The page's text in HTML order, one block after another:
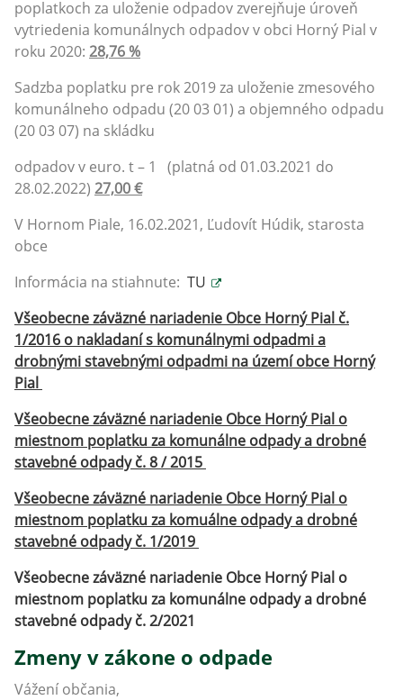
poplatkoch za uloženie odpadov zverejňuje úroveň
vytriedenia komunálnych odpadov v obci Horný Pial v
roku 2020: 28,76 %
Sadzba poplatku pre rok 2019 za uloženie zmesového
komunálneho odpadu (20 03 01) a objemného odpadu
(20 03 07) na skládku
odpadov v euro. t – 1 (platná od 01.03.2021 do
28.02.2022) 27,00 €
V Hornom Piale, 16.02.2021, Ľudovít Húdik, starosta
obce
Informácia na stiahnute: TU
Všeobecne záväzné nariadenie Obce Horný Pial č.
1/2016 o nakladaní s komunálnymi odpadmi a
drobnými stavebnými odpadmi na území obce Horný
Pial
Všeobecne záväzné nariadenie Obce Horný Pial o
miestnom poplatku za komunálne odpady a drobné
stavebné odpady č. 8 / 2015
Všeobecne záväzné nariadenie Obce Horný Pial o
miestnom poplatku za komuálne odpady a drobné
stavebné odpady č. 1/2019
Všeobecne záväzné nariadenie Obce Horný Pial o
miestnom poplatku za komunálne odpady a drobné
stavebné odpady č. 2/2021
Zmeny v zákone o odpade
Vážení občania,